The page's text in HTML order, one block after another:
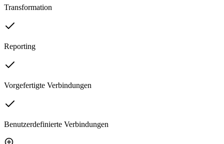
Transformation
Reporting
Vorgefertigte Verbindungen
Benutzerdefinierte Verbindungen